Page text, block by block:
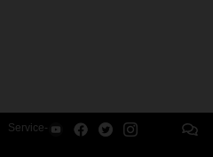
Service-